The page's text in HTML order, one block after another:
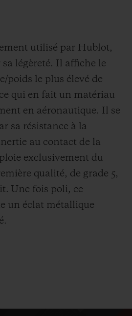
utilisé par Hublot,
légèreté. Il affiche le
poids le plus élevé de
qui en fait un matériau
en aéronautique. Il se
sa résistance à la
au contact de la
exclusivement du
qualité, de grade 5,
Une fois poli, ce
un éclat métallique